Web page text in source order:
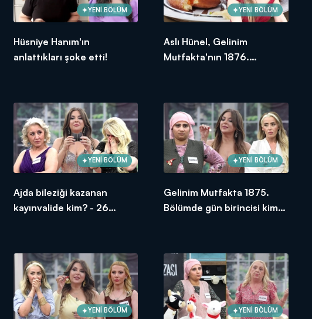
YENİ BÖLÜM
Hüsniye Hanım'ın
anlattıkları şoke etti!
YENİ BÖLÜM
Aslı Hünel, Gelinim
Mutfakta'nın 1876.
YENİ BÖLÜM
Ajda bileziği kazanan
kayınvalide kim? - 26
YENİ BÖLÜM
Gelinim Mutfakta 1875.
Bölümde gün birincisi kim
YENİ BÖLÜM YENİ BÖLÜM